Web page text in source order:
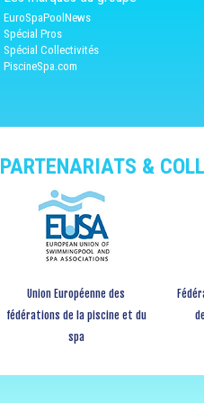
EuroSpaPoolNews
Spécial Pros
Spécial Collectivités
PiscineSpa.com
PARTENARIATS &
Union Européenne des
fédérations de la piscine et du
spa